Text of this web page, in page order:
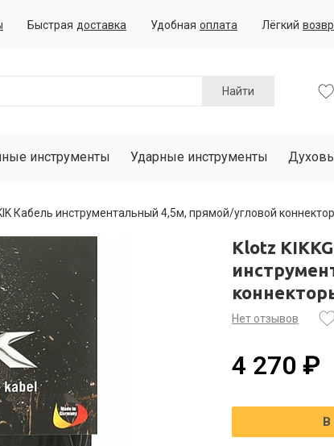
Быстрая доставка Удобная оплата Лёгкий
Найти
инструменты Ударные инструменты
Кабель инструментальный 4,5м, прямой/угловой
Klotz
Нет отзывов
4 270 ₽
В